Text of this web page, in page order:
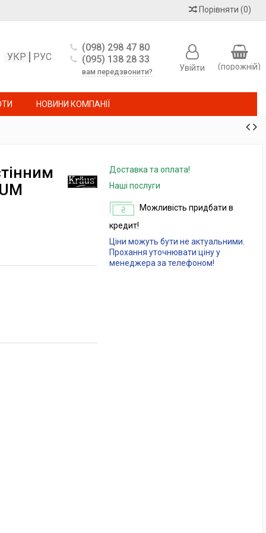
Порівняти (0)
(порожній)
РУС
УКР
(098) 298 47 80
(095) 138 28 33
вам передзвонити? Увійти
НОВИНИ КОМПАНІЇ
Доставка та оплата!
Наші послуги
Можливість придбати в
кредит!
Ціни можуть бути не актуальними.
Прохання уточнювати ціну у
менеджера за телефоном!